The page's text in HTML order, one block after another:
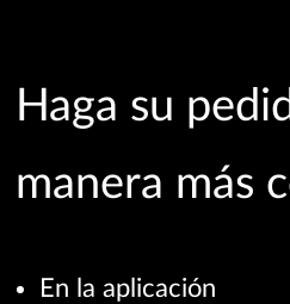
Haga su
manera más
En la aplicación